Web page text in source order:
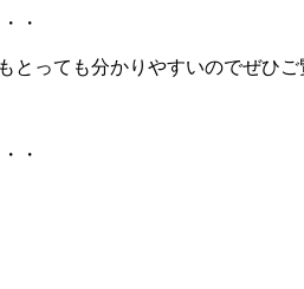
・
とっても分かりやすいのでぜひご
・